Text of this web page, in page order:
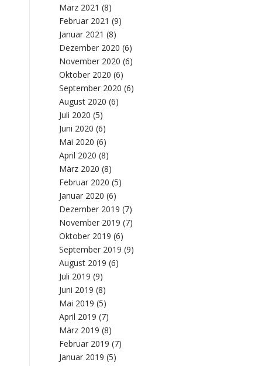
März 2021 (8)
Februar 2021 (9)
Januar 2021 (8)
Dezember 2020 (6)
November 2020 (6)
Oktober 2020 (6)
September 2020 (6)
August 2020 (6)
Juli 2020 (5)
Juni 2020 (6)
Mai 2020 (6)
April 2020 (8)
März 2020 (8)
Februar 2020 (5)
Januar 2020 (6)
Dezember 2019 (7)
November 2019 (7)
Oktober 2019 (6)
September 2019 (9)
August 2019 (6)
Juli 2019 (9)
Juni 2019 (8)
Mai 2019 (5)
April 2019 (7)
März 2019 (8)
Februar 2019 (7)
Januar 2019 (5)